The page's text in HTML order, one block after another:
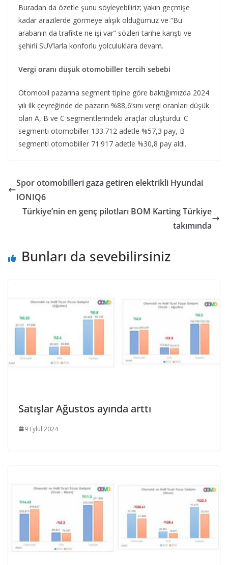
Buradan da özetle şunu söyleyebiliriz; yakın geçmişe
kadar arazilerde görmeye alışık olduğumuz ve “Bu
arabanın da trafikte ne işi var” sözleri tarihe karıştı ve
şehirli SUV’larla konforlu yolculuklara devam.
Vergi oranı düşük otomobiller tercih sebebi
Otomobil pazarına segment tipine göre baktığımızda 2024
yılı ilk çeyreğinde de pazarın %88,6’sını vergi oranları düşük
olan A, B ve C segmentlerindeki araçlar oluşturdu. C
segmenti otomobiller 133.712 adetle %57,3 pay, B
segmenti otomobiller 71.917 adetle %30,8 pay aldı.
Spor otomobilleri gaza getiren elektrikli Hyundai
IONIQ6
Türkiye’nin en genç pilotları BOM Karting Türkiye
takımında
Bunları da sevebilirsiniz
Satışlar Ağustos ayında arttı
9 Eylül 2024